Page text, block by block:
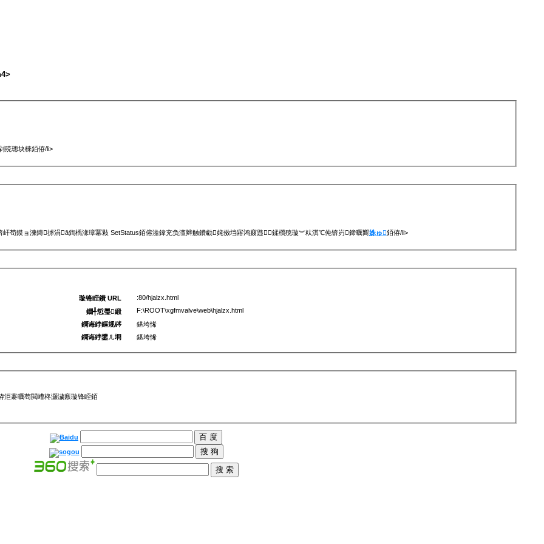
殑璁块棶銆侟/li>
苟鏌ョ湅鏄摢涓ā鍧楀湪璋冪敤 SetStatus銆傛湁鍏充负澶辫触鐨勮姹傚垱寤鸿窡韪鍒欑殑璇︾粏淇℃伅锛岃鍗曞嚮姝ゅ銆侟/li>
璇锋眰鐨 URL
:80/hjalzx.html
鐗╃悊璺緞
F:\ROOT\xgfmvalve\web\hjalzx.html
鐧诲綍鏂规硶
鍖垮悕
鐧诲綍鐢ㄦ埛
鍖垮悕
洰褰曞苟閲嶆柊灏濊瘯璇锋眰銆